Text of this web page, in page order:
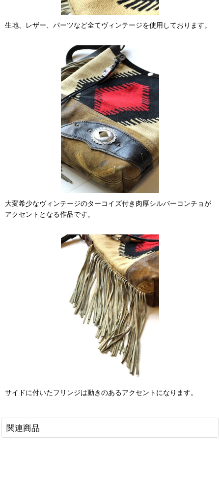
生地、レザー、パーツなど全てヴィンテージを使用しております。
大変希少なヴィンテージのターコイズ付き肉厚シルバーコンチョが
アクセントとなる作品です。
サイドに付いたフリンジは動きのあるアクセントになります。
関連商品